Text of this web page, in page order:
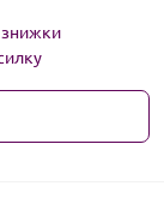
знижки